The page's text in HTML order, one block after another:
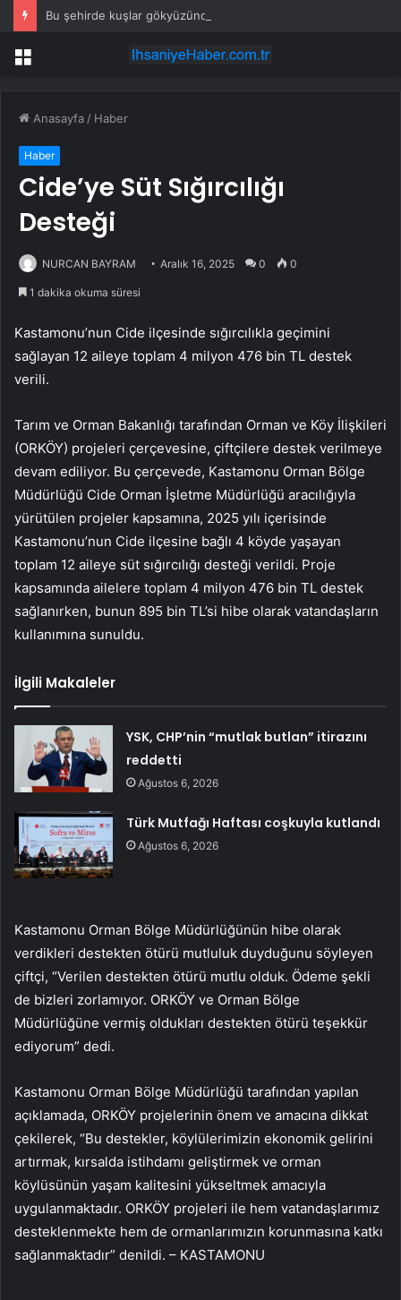
Bu şehirde kuşlar gökyüzünden patır patır düşüyor
Menü
Anasayfa / Haber
Haber
Cide’ye Süt Sığırcılığı
Desteği
NURCAN BAYRAM Aralık 16, 2025 0 0
1 dakika okuma süresi
Kastamonu’nun Cide ilçesinde sığırcılıkla geçimini
sağlayan 12 aileye toplam 4 milyon 476 bin TL destek
verili.
Tarım ve Orman Bakanlığı tarafından Orman ve Köy İlişkileri
(ORKÖY) projeleri çerçevesine, çiftçilere destek verilmeye
devam ediliyor. Bu çerçevede, Kastamonu Orman Bölge
Müdürlüğü Cide Orman İşletme Müdürlüğü aracılığıyla
yürütülen projeler kapsamına, 2025 yılı içerisinde
Kastamonu’nun Cide ilçesine bağlı 4 köyde yaşayan
toplam 12 aileye süt sığırcılığı desteği verildi. Proje
kapsamında ailelere toplam 4 milyon 476 bin TL destek
sağlanırken, bunun 895 bin TL’si hibe olarak vatandaşların
kullanımına sunuldu.
İlgili Makaleler
YSK, CHP’nin “mutlak butlan” itirazını
reddetti
Ağustos 6, 2026
Türk Mutfağı Haftası coşkuyla kutlandı
Ağustos 6, 2026
Kastamonu Orman Bölge Müdürlüğünün hibe olarak
verdikleri destekten ötürü mutluluk duyduğunu söyleyen
çiftçi, “Verilen destekten ötürü mutlu olduk. Ödeme şekli
de bizleri zorlamıyor. ORKÖY ve Orman Bölge
Müdürlüğüne vermiş oldukları destekten ötürü teşekkür
ediyorum” dedi.
Kastamonu Orman Bölge Müdürlüğü tarafından yapılan
açıklamada, ORKÖY projelerinin önem ve amacına dikkat
çekilerek, “Bu destekler, köylülerimizin ekonomik gelirini
artırmak, kırsalda istihdamı geliştirmek ve orman
köylüsünün yaşam kalitesini yükseltmek amacıyla
uygulanmaktadır. ORKÖY projeleri ile hem vatandaşlarımız
desteklenmekte hem de ormanlarımızın korunmasına katkı
sağlanmaktadır” denildi. – KASTAMONU